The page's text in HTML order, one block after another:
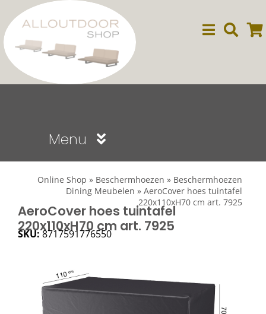
naar
inhoud
Menu
Dining
Stoelen
Online Shop » Beschermhoezen » Beschermhoezen
Dining Meubelen » AeroCover hoes tuintafel
220x110xH70 cm art. 7925
AeroCover hoes tuintafel
220x110xH70 cm art. 7925
SKU:8717591776550